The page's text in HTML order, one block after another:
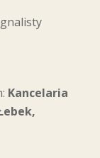
Kancelaria